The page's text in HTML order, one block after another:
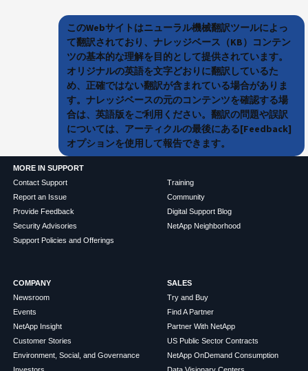
このWebサイトはニューラル機械翻訳ツールによっ
て翻訳されており、ナレッジベース（KB）コンテン
ツの基本的な理解を目的として提供されています。
オリジナルの英語を文字どおりに翻訳しているた
め、正確ではない翻訳が含まれている場合がありま
す。ナレッジベースの元のコンテンツを確認する場
合は、英語版をご利用ください。翻訳の問題や誤訳
については、アーティクルの最後にある[Feedback]
オプションを使用して報告できます。
MORE IN SUPPORT
Contact Support
Report an Issue
Provide Feedback
Security Advisories
Support Policies and Offerings
Training
Community
Digital Support Blog
NetApp Neighborhood
COMPANY
Newsroom
Events
NetApp Insight
Customer Stories
Environment, Social, and Governance
SALES
Try and Buy
Find A Partner
Partner With NetApp
US Public Sector Contracts
NetApp OnDemand Consumption